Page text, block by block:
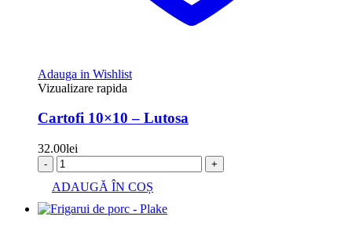
Adauga in Wishlist
Vizualizare rapida
Cartofi 10×10 – Lutosa
32.00lei
- +
ADAUGĂ ÎN COȘ